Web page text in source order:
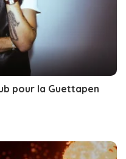
pour la Guettapen